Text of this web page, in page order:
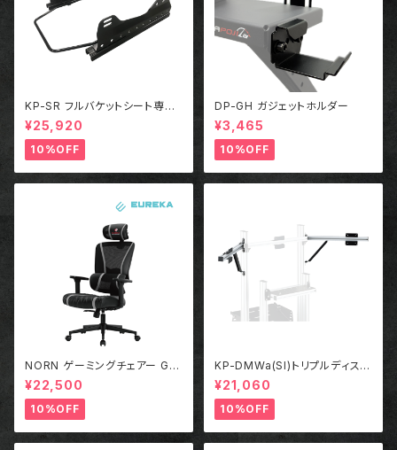
KP-SR フルバケットシート専用
シートレール＋サイドステー
¥25,920
10%OFF
DP-GH ガジェットホルダー
¥3,465
10%OFF
NORN ゲーミングチェアー GR
AY
¥22,500
10%OFF
KP-DMWa(SI)トリプルディスプ
レイキット
¥21,060
10%OFF